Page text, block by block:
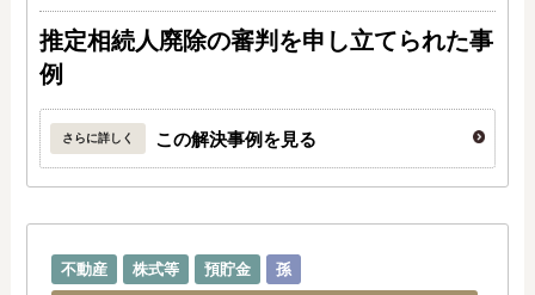
推定相続人廃除の審判を申し立てられた事
例
さらに詳しく この解決事例を見る
不動産 株式等 預貯金
孫